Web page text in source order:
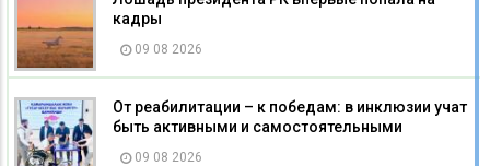
кадры
09 08 2026
От реабилитации – к победам: в инклюзии учат
быть активными и самостоятельными
09 08 2026